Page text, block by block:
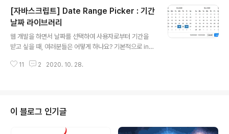
러그인입니다. 1. loading.js 웹사이트 carlosbonetti.gi
thub.io/jquery-loading/ jquery-loading Themes
and default styles You must include the dist/jqu
ery.loading.css file in your page if you want to u
se the default ..
[자바스크립트] Date Range Picker : 기간
날짜 라이브러리
웹 개발을 하면서 날짜를 선택하여 사용자로부터 기간을
받고 싶을 때, 여러분들은 어떻게 하나요? 기본적으로 inp
겁니다. See the Pen basic-date by wooncloud
많습니다. 물론 제이쿼리 UI에서 제공하는 Date Picker
를 보면 아래와 같이 기간을 설정할 수 있는 기능이 있습니
다. 하지만 제 눈엔 예뻐 보이지 않네요. 여러분은 어떤가
11 2 2020. 10. 28.
이 블로그 인기글